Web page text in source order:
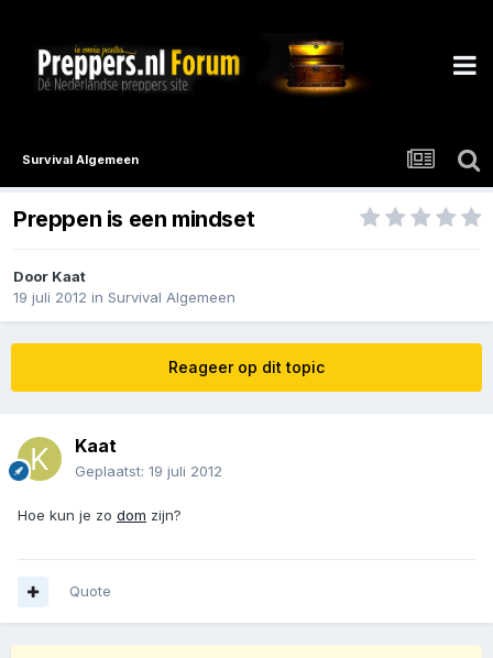
Survival Algemeen
Preppen is een mindset
Door Kaat
19 juli 2012 in Survival Algemeen
Reageer op dit topic
Kaat
Geplaatst: 19 juli 2012
Hoe kun je zo dom zijn?
Quote